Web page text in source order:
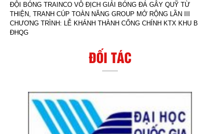
ĐỘI BÓNG TRAINCO VÔ ĐỊCH GIẢI BÓNG ĐÁ GÂY QUỸ TỪ
THIỆN, TRANH CÚP TOÀN NĂNG GROUP MỞ RỘNG LẦN III
CHƯƠNG TRÌNH: LỄ KHÁNH THÀNH CỔNG CHÍNH KTX KHU B
ĐHQG
ĐỐI TÁC